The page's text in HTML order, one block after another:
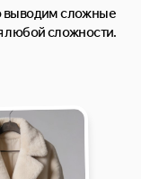
выводим сложные
любой сложности.